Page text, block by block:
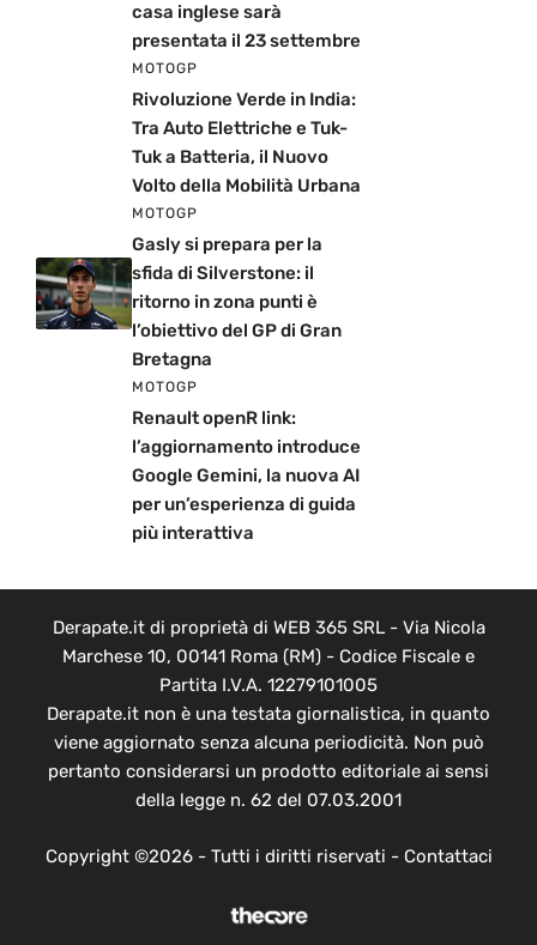
casa inglese sarà
presentata il 23 settembre
MOTOGP
Rivoluzione Verde in India:
Tra Auto Elettriche e Tuk-
Tuk a Batteria, il Nuovo
Volto della Mobilità Urbana
MOTOGP
Gasly si prepara per la
sfida di Silverstone: il
ritorno in zona punti è
l’obiettivo del GP di Gran
Bretagna
MOTOGP
Renault openR link:
l’aggiornamento introduce
Google Gemini, la nuova AI
per un’esperienza di guida
più interattiva
Derapate.it di proprietà di WEB 365 SRL - Via Nicola
Marchese 10, 00141 Roma (RM) - Codice Fiscale e
Partita I.V.A. 12279101005
Derapate.it non è una testata giornalistica, in quanto
viene aggiornato senza alcuna periodicità. Non può
pertanto considerarsi un prodotto editoriale ai sensi
della legge n. 62 del 07.03.2001
Copyright ©2026 - Tutti i diritti riservati - Contattaci